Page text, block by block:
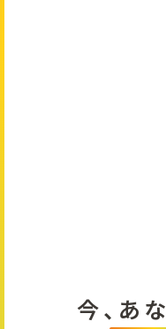
今、あ